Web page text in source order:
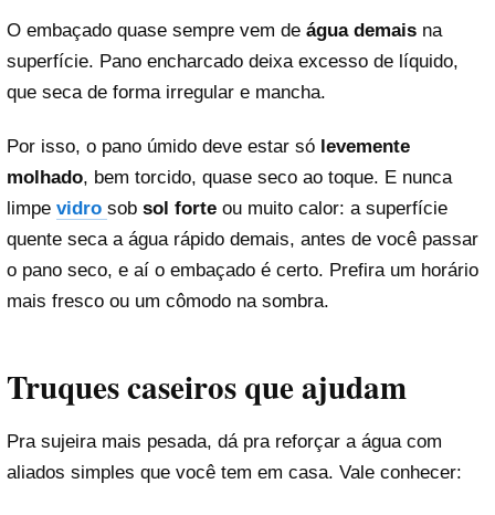
O embaçado quase sempre vem de água demais na
superfície. Pano encharcado deixa excesso de líquido,
que seca de forma irregular e mancha.
Por isso, o pano úmido deve estar só levemente
molhado, bem torcido, quase seco ao toque. E nunca
limpe vidro sob sol forte ou muito calor: a superfície
quente seca a água rápido demais, antes de você passar
o pano seco, e aí o embaçado é certo. Prefira um horário
mais fresco ou um cômodo na sombra.
Truques caseiros que ajudam
Pra sujeira mais pesada, dá pra reforçar a água com
aliados simples que você tem em casa. Vale conhecer: